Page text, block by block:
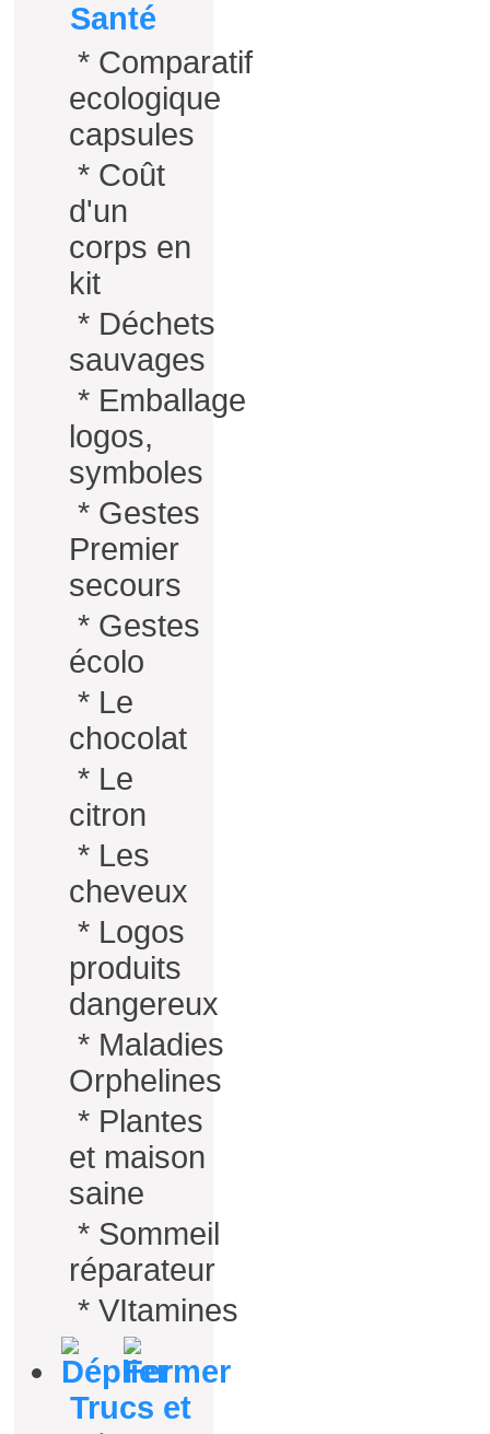
Santé
* Comparatif
ecologique
capsules
* Coût
d'un
corps en
kit
* Déchets
sauvages
* Emballage
logos,
symboles
* Gestes
Premier
secours
* Gestes
écolo
* Le
chocolat
* Le
citron
* Les
cheveux
* Logos
produits
dangereux
* Maladies
Orphelines
* Plantes
et maison
saine
* Sommeil
réparateur
* VItamines
Trucs et